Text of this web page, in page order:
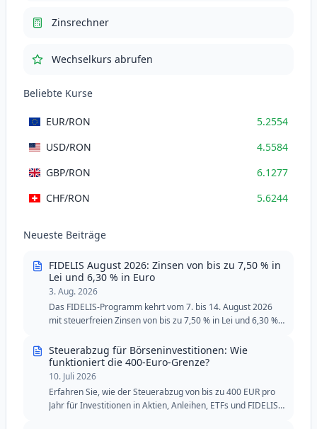
Zinsrechner
Wechselkurs abrufen
Beliebte Kurse
EUR/RON
5.2554
USD/RON
4.5584
GBP/RON
6.1277
CHF/RON 5.6244
Neueste Beiträge
FIDELIS August 2026: Zinsen von bis zu 7,50 % in
Lei und 6,30 % in Euro
3. Aug. 2026
Das FIDELIS-Programm kehrt vom 7. bis 14. August 2026
mit steuerfreien Zinsen von bis zu 7,50 % in Lei und 6,30 %
Tranchen für Blutspender, mit reduzierten
Mindestschwellen in Lei und Euro.
Steuerabzug für Börseninvestitionen: Wie
funktioniert die 400-Euro-Grenze?
10. Juli 2026
Erfahren Sie, wie der Steuerabzug von bis zu 400 EUR pro
Jahr für Investitionen in Aktien, Anleihen, ETFs und FIDELIS-